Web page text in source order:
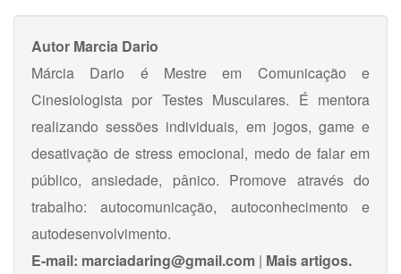
Autor Marcia Dario
Márcia Dario é Mestre em Comunicação e
Cinesiologista por Testes Musculares. É mentora
realizando sessões individuais, em jogos, game e
desativação de stress emocional, medo de falar em
público, ansiedade, pânico. Promove através do
trabalho: autocomunicação, autoconhecimento e
autodesenvolvimento.
E-mail: marciadaring@gmail.com | Mais artigos.